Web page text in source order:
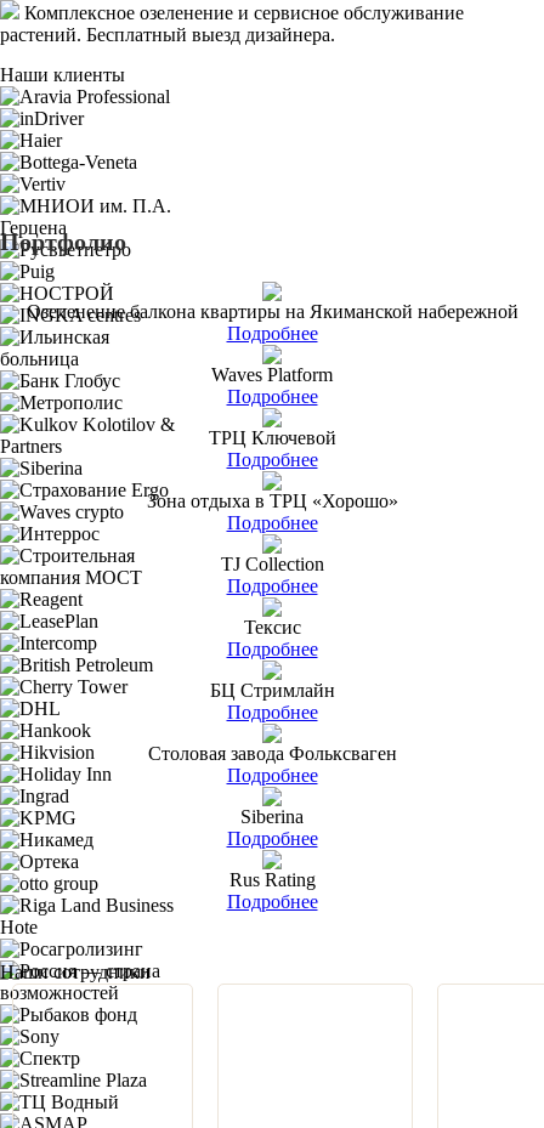
Комплексное озеленение и сервисное обслуживание
растений. Бесплатный выезд дизайнера.
Наши клиенты
Портфолио
Озеленение балкона квартиры на Якиманской набережной
Подробнее
Waves Platform
Подробнее
ТРЦ Ключевой
Подробнее
Зона отдыха в ТРЦ «Хорошо»
Подробнее
TJ Collection
Подробнее
Тексис
Подробнее
БЦ Стримлайн
Подробнее
Столовая завода Фольксваген
Подробнее
Siberina
Подробнее
Rus Rating
Подробнее
Наши сотрудники